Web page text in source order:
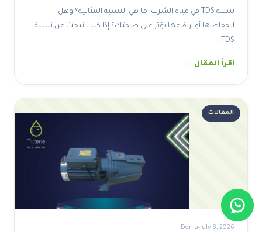
نسبة TDS في مياه الشرب: ما هي النسبة المثالية؟ وهل
انخفاضها أو ارتفاعها يؤثر على صحتك؟ إذا كنت تبحث عن نسبة
TDS…
اقرأ المقال ←
المقالات
July 8, 2026
Donia